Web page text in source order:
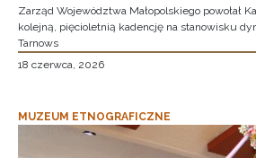
Zarząd Województwa Małopolskiego powołał
kolejną, pięcioletnią kadencję na stanowisku
Tarnows
18 czerwca, 2026
MUZEUM ETNOGRAFICZNE